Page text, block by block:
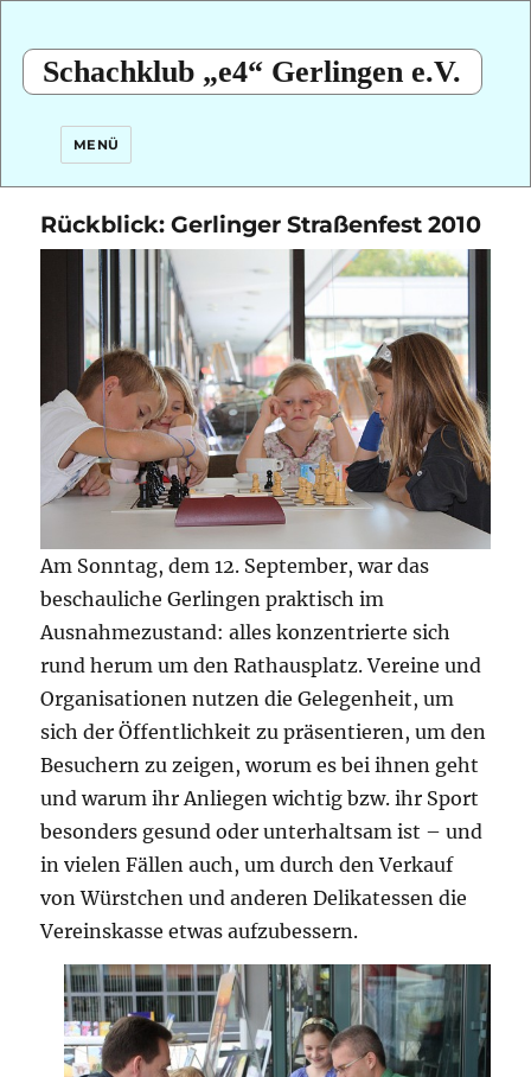
Schachklub „e4“ Gerlingen e.V.
MENÜ
Rückblick: Gerlinger Straßenfest 2010
Am Sonntag, dem 12. September, war das
beschauliche Gerlingen praktisch im
Ausnahmezustand: alles konzentrierte sich
rund herum um den Rathausplatz. Vereine und
Organisationen nutzen die Gelegenheit, um
sich der Öffentlichkeit zu präsentieren, um den
Besuchern zu zeigen, worum es bei ihnen geht
und warum ihr Anliegen wichtig bzw. ihr Sport
besonders gesund oder unterhaltsam ist – und
in vielen Fällen auch, um durch den Verkauf
von Würstchen und anderen Delikatessen die
Vereinskasse etwas aufzubessern.